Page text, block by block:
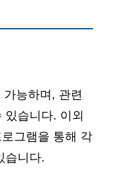
능하며, 관련
있습니다. 이외
그램을 통해 각
습니다.